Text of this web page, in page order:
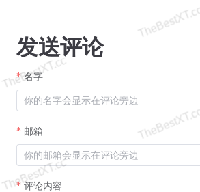
发送评论
名字
邮箱
评论内容